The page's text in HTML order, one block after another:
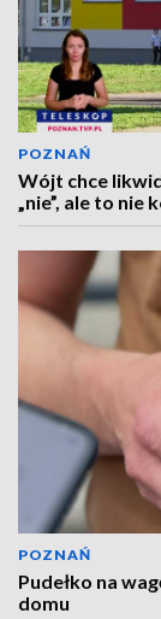
POZNAŃ
Wójt chce
„nie”, ale to nie
POZNAŃ
Pudełko na
domu